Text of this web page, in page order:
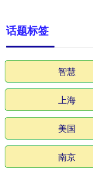
话题标签
智慧
上海
美国
南京